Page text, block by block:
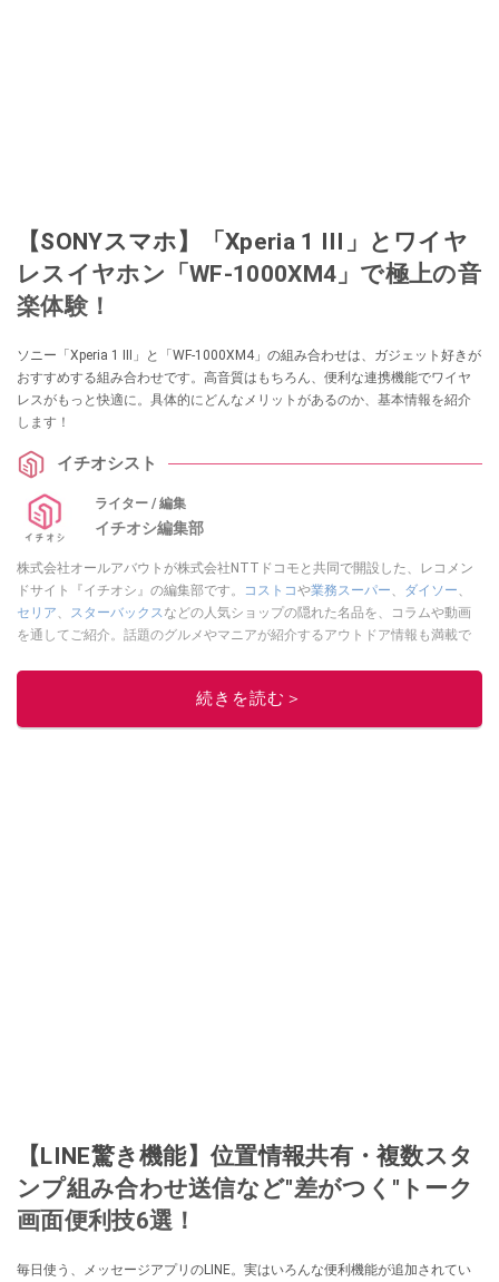
【SONYスマホ】「Xperia 1 III」とワイヤ
レスイヤホン「WF-1000XM4」で極上の音
楽体験！
ソニー「Xperia 1 III」と「WF-1000XM4」の組み合わせは、ガジェット好きが
おすすめする組み合わせです。高音質はもちろん、便利な連携機能でワイヤ
レスがもっと快適に。具体的にどんなメリットがあるのか、基本情報を紹介
します！
イチオシスト
ライター / 編集
イチオシ編集部
株式会社オールアバウトが株式会社NTTドコモと共同で開設した、レコメン
ドサイト『イチオシ』の編集部です。
コストコや業務スーパー、 ダイソー、
セリア、 スターバックスなどの人気ショップの隠れた名品を、コラムや動画
を通してご紹介。話題のグルメやマニアが紹介するアウトドア情報も満載で
レビューしています。毎日トレンド情報をお届けしているので、ぜひ
してください！続きを読む＞
【LINE驚き機能】位置情報共有・複数スタ
ンプ組み合わせ送信など"差がつく"トーク
画面便利技6選！
毎日使う、メッセージアプリのLINE。実はいろんな便利機能が追加されてい